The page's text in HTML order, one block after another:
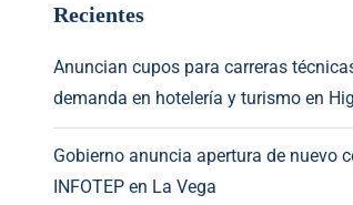
Recientes
Anuncian cupos para carreras
demanda en hotelería y turismo en
Gobierno anuncia apertura de nuevo
INFOTEP en La Vega